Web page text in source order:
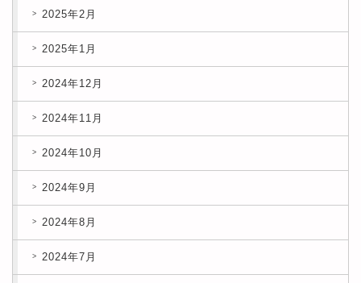
2025年2月
2025年1月
2024年12月
2024年11月
2024年10月
2024年9月
2024年8月
2024年7月